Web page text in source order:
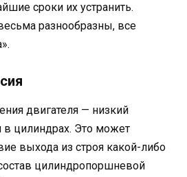
сроки их устранить.
разнообразны, все
двигателя — низкий
в цилиндрах. Это может
выхода из строя какой-либо
цилиндропоршневой